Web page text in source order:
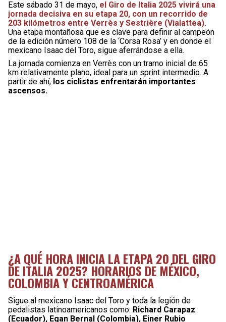
Este sábado 31 de mayo, el Giro de Italia 2025 vivirá una
jornada decisiva en su etapa 20, con un recorrido de
203 kilómetros entre Verrès y Sestrière (Vialattea).
Una etapa montañosa que es clave para definir al campeón
de la edición número 108 de la ‘Corsa Rosa’ y en donde el
mexicano Isaac del Toro, sigue aferrándose a ella.
La jornada comienza en Verrès con un tramo inicial de 65
km relativamente plano, ideal para un sprint intermedio. A
partir de ahí, los ciclistas enfrentarán importantes
ascensos.
¿A QUÉ HORA INICIA LA ETAPA 20 DEL GIRO
DE ITALIA 2025? HORARIOS DE MÉXICO,
COLOMBIA Y CENTROAMÉRICA
Sigue al mexicano Isaac del Toro y toda la legión de
pedalistas latinoamericanos como: Richard Carapaz
(Ecuador), Egan Bernal (Colombia), Einer Rubio